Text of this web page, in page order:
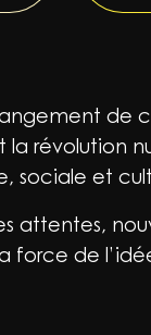
de
la révolution
sociale et
attentes,
force de